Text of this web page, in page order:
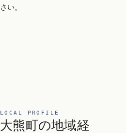
さい。
LOCAL PROFILE
大熊町の地域経